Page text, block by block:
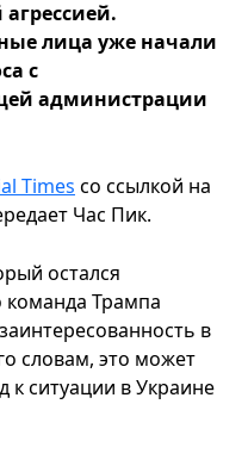
лица уже начали
с
администрации
Times со ссылкой на
Час Пик.
остался
команда Трампа
в
словам, это может
к ситуации в Украине